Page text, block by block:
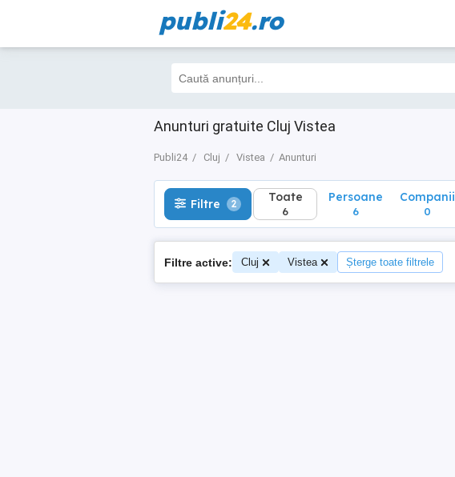
publi24.ro
Anunturi gratuite Cluj Vistea
Publi24 Cluj Vistea Anunturi
Filtre 2 Toate
6
Filtre 2 Toate
6
Persoane
6
Companii
0
Filtre active: Cluj Vistea Șterge toate filtrele